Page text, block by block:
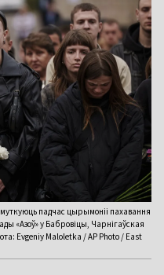
падчас цырымоніі пахавання
«Азоў» у Бабровіцы, Чарнігаўская
Evgeniy Maloletka / AP Photo / East